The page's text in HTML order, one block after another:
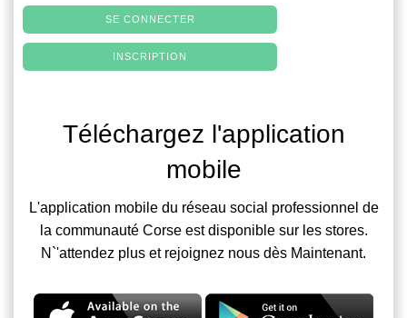
SE CONNECTER
INSCRIPTION
Téléchargez l'application
mobile
L'application mobile du réseau social professionnel de
la communauté Corse est disponible sur les stores.
N`'attendez plus et rejoignez nous dès Maintenant.